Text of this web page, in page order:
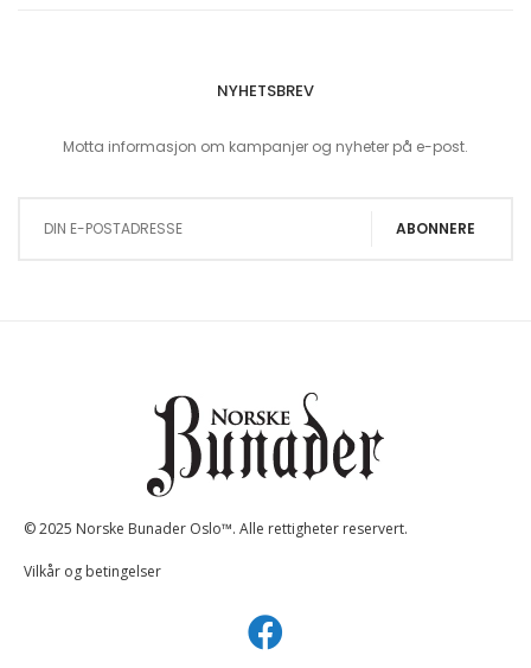
NYHETSBREV
Motta informasjon om kampanjer og nyheter på e-post.
ABONNERE
© 2025 Norske Bunader Oslo™. Alle rettigheter reservert.
Vilkår og betingelser